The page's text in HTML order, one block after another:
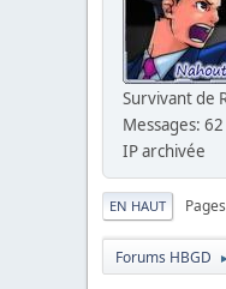
Survivant de
Messages: 62
IP archivée
EN HAUT Pages
Forums HBGD